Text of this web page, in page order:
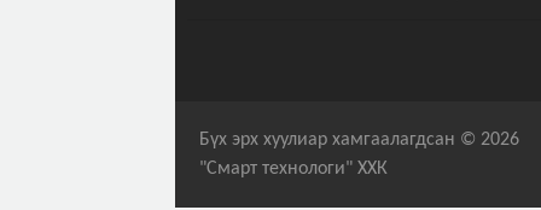
Бүх эрх хуулиар хамгаалагдсан © 2026
"Смарт технологи" ХХК